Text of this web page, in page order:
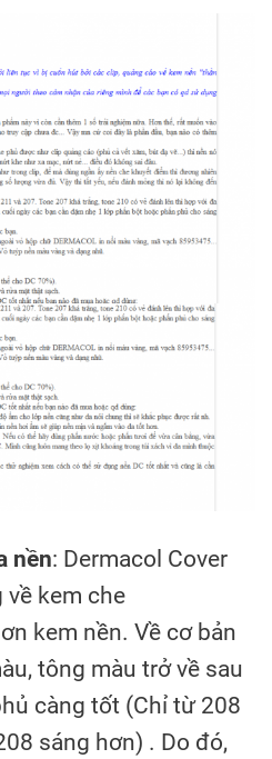
nền: Dermacol Cover
kem che
kem nền. Về cơ bản
tông màu trở về sau
càng tốt (Chỉ từ 208
sáng hơn) . Do đó,